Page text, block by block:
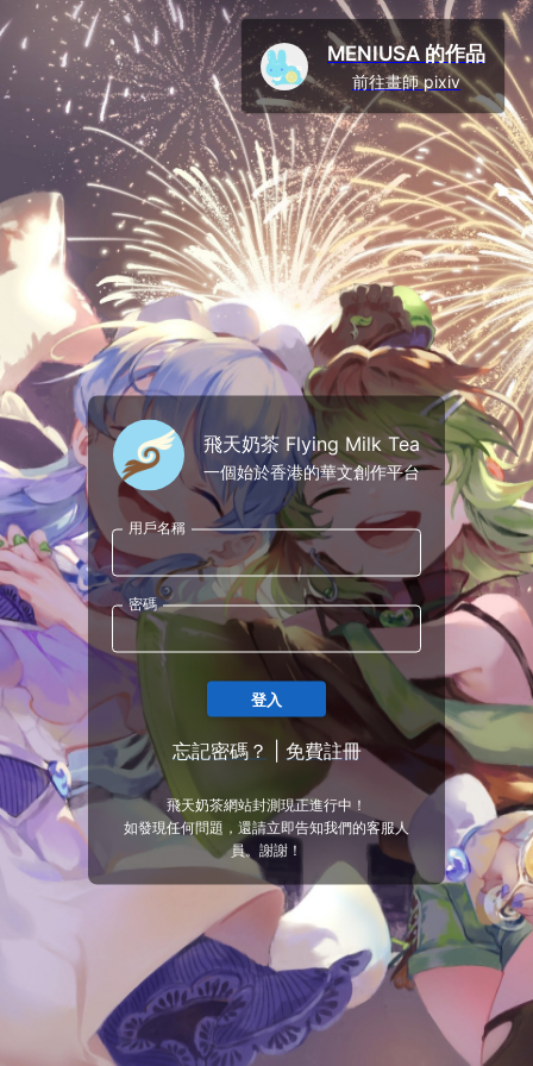
飛天奶茶 Flying Milk Tea
一個始於香港的華文創作平台
用戶名稱
密碼
登入
忘記密碼？ 免費註冊
飛天奶茶網站封測現正進行中！
如發現任何問題，還請立即告知我們的客服人
員。謝謝！
MENIUSA 的作品
前往畫師 pixiv